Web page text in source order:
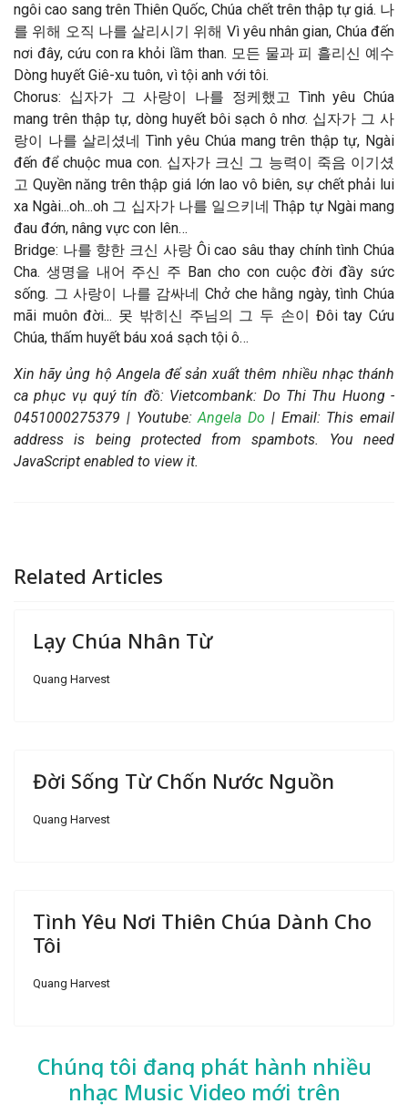
ngôi cao sang trên Thiên Quốc, Chúa chết trên thập tự giá. 나
를 위해 오직 나를 살리시기 위해 Vì yêu nhân gian, Chúa đến
nơi đây, cứu con ra khỏi lầm than. 모든 물과 피 흘리신 예수
Dòng huyết Giê-xu tuôn, vì tội anh với tôi.
Chorus: 십자가 그 사랑이 나를 정케했고 Tình yêu Chúa
mang trên thập tự, dòng huyết bôi sạch ô nhơ. 십자가 그 사
랑이 나를 살리셨네 Tình yêu Chúa mang trên thập tự, Ngài
đến để chuộc mua con. 십자가 크신 그 능력이 죽음 이기셨
고 Quyền năng trên thập giá lớn lao vô biên, sự chết phải lui
xa Ngài...oh...oh 그 십자가 나를 일으키네 Thập tự Ngài mang
đau đớn, nâng vực con lên…
Bridge: 나를 향한 크신 사랑 Ôi cao sâu thay chính tình Chúa
Cha. 생명을 내어 주신 주 Ban cho con cuộc đời đầy sức
sống. 그 사랑이 나를 감싸네 Chở che hằng ngày, tình Chúa
mãi muôn đời... 못 밖히신 주님의 그 두 손이 Đôi tay Cứu
Chúa, thấm huyết báu xoá sạch tội ô…
Xin hãy ủng hộ Angela để sản xuất thêm nhiều nhạc thánh
ca phục vụ quý tín đồ: Vietcombank: Do Thi Thu Huong -
0451000275379 | Youtube:Angela Do | Email: This email
address is being protected from spambots. You need
JavaScript enabled to view it.
Related Articles
Lạy Chúa Nhân Từ
Quang Harvest
Đời Sống Từ Chốn Nước Nguồn
Quang Harvest
Tình Yêu Nơi Thiên Chúa Dành Cho
Tôi
Quang Harvest
Chúng tôi đang phát hành nhiều
nhạc Music Video mới trên